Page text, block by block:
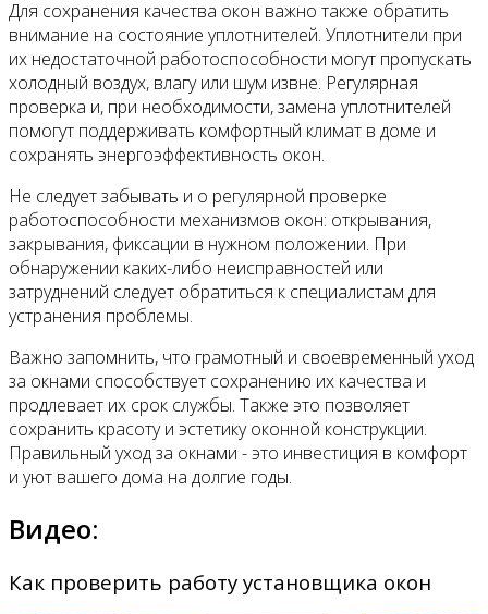
Для сохранения качества окон важно также обратить
внимание на состояние уплотнителей. Уплотнители при
их недостаточной работоспособности могут пропускать
холодный воздух, влагу или шум извне. Регулярная
проверка и, при необходимости, замена уплотнителей
помогут поддерживать комфортный климат в доме и
сохранять энергоэффективность окон.
Не следует забывать и о регулярной проверке
работоспособности механизмов окон: открывания,
закрывания, фиксации в нужном положении. При
обнаружении каких-либо неисправностей или
затруднений следует обратиться к специалистам для
устранения проблемы.
Важно запомнить, что грамотный и своевременный уход
за окнами способствует сохранению их качества и
продлевает их срок службы. Также это позволяет
сохранить красоту и эстетику оконной конструкции.
Правильный уход за окнами - это инвестиция в комфорт
и уют вашего дома на долгие годы.
Видео:
Как проверить работу установщика окон